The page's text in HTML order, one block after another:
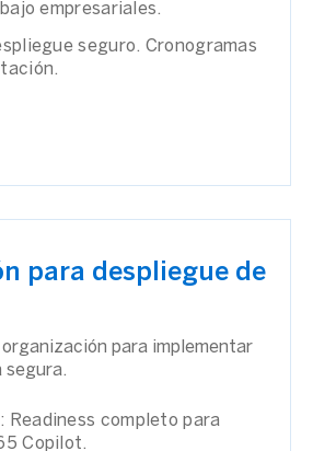
empresariales.
seguro. Cronogramas
para despliegue de
organización para implementar
segura.
Readiness completo para
Copilot.